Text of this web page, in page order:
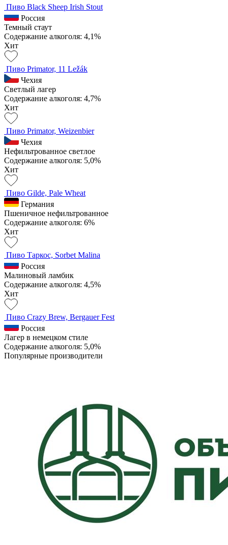
Пиво Black Sheep Irish Stout
Россия
Темный стаут
Содержание алкоголя: 4,1%
Хит
Пиво Primator, 11 Ležák
Чехия
Светлый лагер
Содержание алкоголя: 4,7%
Хит
Пиво Primator, Weizenbier
Чехия
Нефильтрованное светлое
Содержание алкоголя: 5,0%
Хит
Пиво Gilde, Pale Wheat
Германия
Пшеничное нефильтрованное
Содержание алкоголя: 6%
Хит
Пиво Таркос, Sorbet Malina
Россия
Малиновый ламбик
Содержание алкоголя: 4,5%
Хит
Пиво Crazy Brew, Bergauer Fest
Россия
Лагер в немецком стиле
Содержание алкоголя: 5,0%
Популярные производители